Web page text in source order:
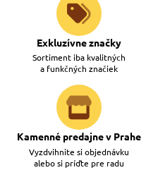
Exkluzívne značky
Sortiment iba kvalitných
a funkčných značiek
Kamenné predajne v Prahe
Vyzdvihnite si objednávku
alebo si príďte pre radu